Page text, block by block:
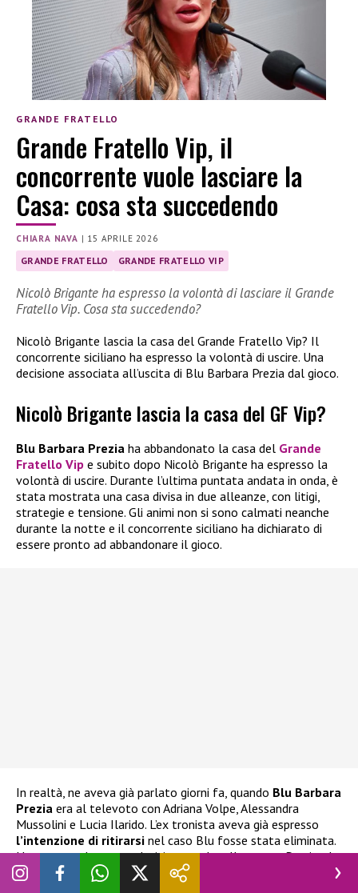
GRANDE FRATELLO
Grande Fratello Vip, il
concorrente vuole lasciare la
Casa: cosa sta succedendo
CHIARA NAVA | 15 APRILE 2026
GRANDE FRATELLO GRANDE FRATELLO VIP
Nicolò Brigante ha espresso la volontà di lasciare il Grande
Fratello Vip. Cosa sta succedendo?
Nicolò Brigante lascia la casa del Grande Fratello Vip? Il
concorrente siciliano ha espresso la volontà di uscire. Una
decisione associata all’uscita di Blu Barbara Prezia dal gioco.
Nicolò Brigante lascia la casa del GF Vip?
Blu Barbara Prezia ha abbandonato la casa del Grande
Fratello Vip e subito dopo Nicolò Brigante ha espresso la
volontà di uscire. Durante l’ultima puntata andata in onda, è
stata mostrata una casa divisa in due alleanze, con litigi,
strategie e tensione. Gli animi non si sono calmati neanche
durante la notte e il concorrente siciliano ha dichiarato di
essere pronto ad abbandonare il gioco.
In realtà, ne aveva già parlato giorni fa, quando Blu Barbara
Prezia era al televoto con Adriana Volpe, Alessandra
Mussolini e Lucia Ilarido. L’ex tronista aveva già espresso
l’intenzione di ritirarsi nel caso Blu fosse stata eliminata.
Ha espresso la stessa decisione anche alla stessa Prezia, che
ha cercato di dissuaderlo e di impedirgli di compiere scelte
istintive delle quali potrebbe pentirsi.